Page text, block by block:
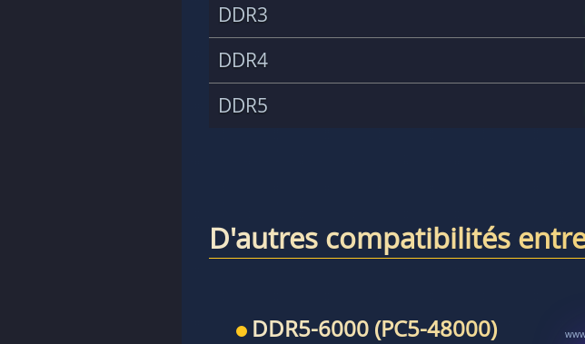
DDR3
DDR4
DDR5
D'autres compatibilités
DDR5-6000 (PC5-48000)